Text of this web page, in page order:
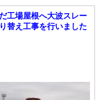
工場屋根へ大波スレー
替え工事を行いました